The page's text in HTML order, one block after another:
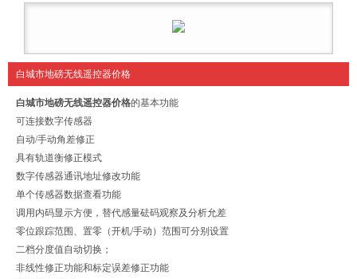
白城市地磅无线遥控器价格
白城市地磅无线遥控器价格的基本功能
可连接数字传感器
自动/手动角差修正
具有轨道衡修正模式
数字传感器通讯地址修改功能
单个传感器数据查看功能
调用内码显示方便，替代感量砝码观察及分析允差
零位跟踪范围、置零（开机/手动）范围可分别设置
二档分度值自动切换；
非线性修正功能和标定误差修正功能